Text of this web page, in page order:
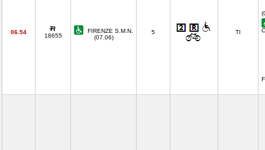
06.54
18655
FIRENZE S.M.N.
(07.06)
5 TI